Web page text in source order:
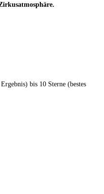
bis 10 Sterne (bestes